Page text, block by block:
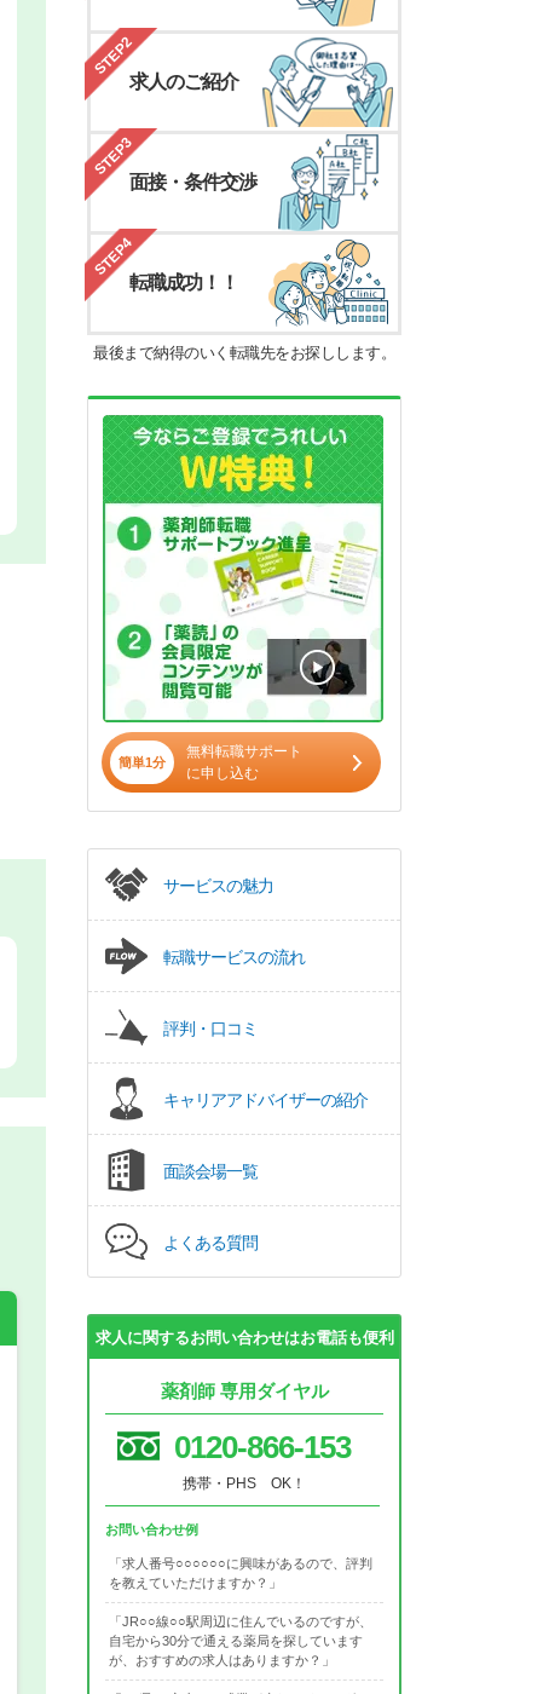
正社員
パート(週4日～5日)
STEP2
求人のご紹介
STEP3
面接・条件交渉
STEP4
転職成功！！
最後まで納得のいく転職先をお探しします。
簡単1分
無料転職サポート
に申し込む
サービスの魅力
転職サービスの流れ
評判・口コミ
キャリアアドバイザーの紹介
面談会場一覧
よくある質問
求人に関するお問い合わせはお電話も便利
薬剤師 専用ダイヤル
0120-866-153
携帯・PHS OK！
お問い合わせ例
「求人番号○○○○○○に興味があるので、評判
を教えていただけますか？」
「JR○○線○○駅周辺に住んでいるのですが、
自宅から30分で通える薬局を探しています
が、おすすめの求人はありますか？」